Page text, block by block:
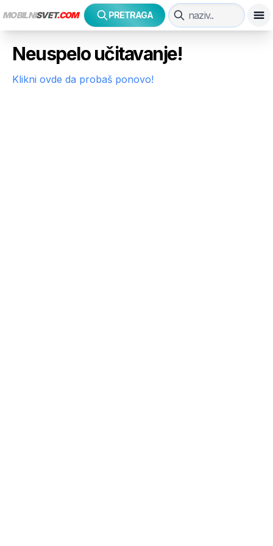
MOBILNISVET.COM PRETRAGA
Neuspelo učitavanje!
Klikni ovde da probaš ponovo!